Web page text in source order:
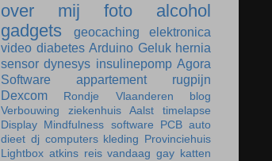
over mij foto
alcohol
gadgets
geocaching
elektronica
video diabetes Arduino Geluk hernia
sensor dynesys insulinepomp Agora
Software
appartement
rugpijn
Dexcom
Rondje Vlaanderen
blog
Verbouwing
ziekenhuis Aalst
timelapse
Display
Mindfulness software PCB auto
dieet dj computers kleding
Provinciehuis
Lightbox atkins reis vandaag gay katten